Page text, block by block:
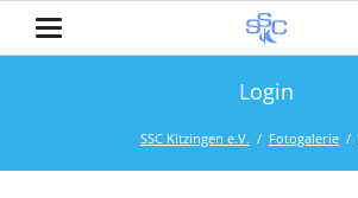
Login
SSC Kitzingen e.V. Fotogalerie